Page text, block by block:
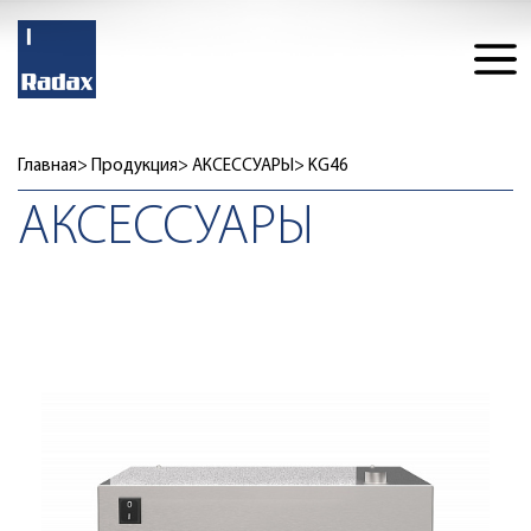
Главная Продукция АКСЕССУАРЫ KG46
АКСЕССУАРЫ